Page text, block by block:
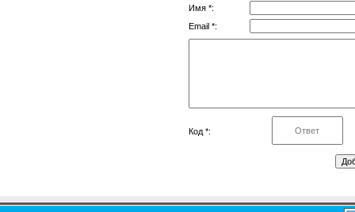
Имя *:
Email *:
Код *: